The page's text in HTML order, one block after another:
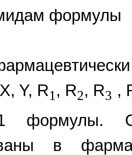
формулы
Y, R1 , R2, R3 ,
формулы.
в